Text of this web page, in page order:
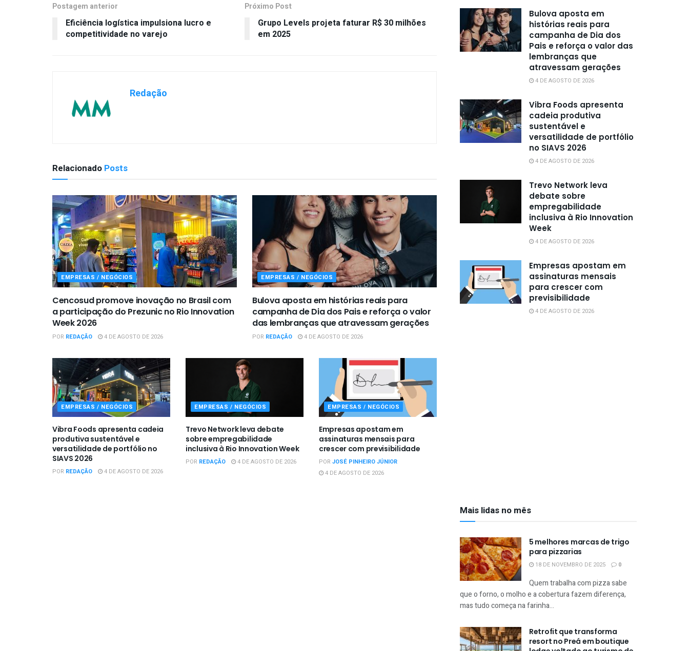
Postagem anterior
Eficiência logística impulsiona lucro e
competitividade no varejo
Próximo Post
Grupo Levels projeta faturar R$ 30 milhões
em 2025
Redação
Relacionado Posts
EMPRESAS / NEGÓCIOS
Cencosud promove inovação no Brasil com
a participação do Prezunic no Rio Innovation
Week 2026
POR REDAÇÃO 4 DE AGOSTO DE 2026
EMPRESAS / NEGÓCIOS
Bulova aposta em histórias reais para
campanha de Dia dos Pais e reforça o valor
das lembranças que atravessam gerações
POR REDAÇÃO 4 DE AGOSTO DE 2026
EMPRESAS / NEGÓCIOS
Vibra Foods apresenta cadeia
produtiva sustentável e
versatilidade de portfólio no
SIAVS 2026
POR REDAÇÃO 4 DE AGOSTO DE 2026
EMPRESAS / NEGÓCIOS
Trevo Network leva debate
sobre empregabilidade
inclusiva à Rio Innovation Week
POR REDAÇÃO 4 DE AGOSTO DE 2026
EMPRESAS / NEGÓCIOS
Empresas apostam em
assinaturas mensais para
crescer com previsibilidade
POR JOSÉ PINHEIRO JÚNIOR
4 DE AGOSTO DE 2026
Bulova aposta em
histórias reais para
campanha de Dia dos
Pais e reforça o valor das
lembranças que
atravessam gerações
4 DE AGOSTO DE 2026
Vibra Foods apresenta
cadeia produtiva
sustentável e
versatilidade de portfólio
no SIAVS 2026
4 DE AGOSTO DE 2026
Trevo Network leva
debate sobre
empregabilidade
inclusiva à Rio Innovation
Week
4 DE AGOSTO DE 2026
Empresas apostam em
assinaturas mensais
para crescer com
previsibilidade
4 DE AGOSTO DE 2026
Mais lidas no mês
5 melhores marcas de trigo
para pizzarias
18 DE NOVEMBRO DE 2025 0
Quem trabalha com pizza sabe
que o forno, o molho e a cobertura fazem diferença,
mas tudo começa na farinha...
Retrofit que transforma
resort no Preá em boutique